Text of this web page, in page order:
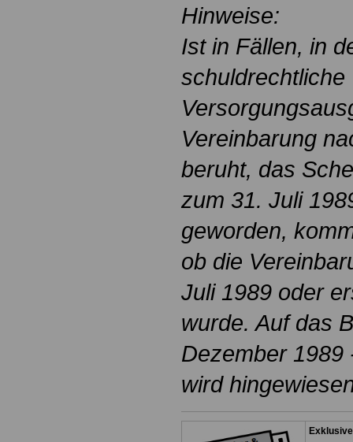
Hinweise:
Ist in Fällen, in
schuldrechtliche
Vereinbarung
beruht, das
zum 31. Juli
geworden,
ob die
Juli 1989 oder
wurde. Auf das
Dezember 1989
wird